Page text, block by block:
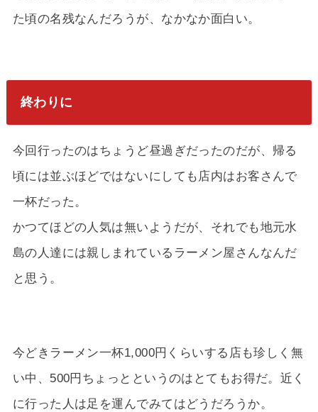
た頃の名残なんだろうが、なかなか面白い。
終わりに
今回行ったのはちょうど昼過ぎだったのだが、帰る
頃には並ぶほどではないにしても店内はお客さんで
一杯だった。
かつてほどの人気は無いようだが、それでも地元水
島の人達には親しまれているラーメン屋さんなんだ
と思う。
今どきラーメン一杯1,000円くらいする店も珍しく無
い中、500円ちょっとというのはとてもお得だ。近く
に行った人は足を運んでみてはどうだろうか。